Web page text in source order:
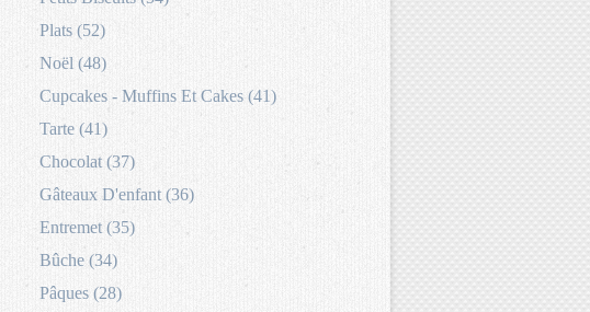
Plats (52)
Noël (48)
Cupcakes - Muffins Et Cakes (41)
Tarte (41)
Chocolat (37)
Gâteaux D'enfant (36)
Entremet (35)
Bûche (34)
Pâques (28)